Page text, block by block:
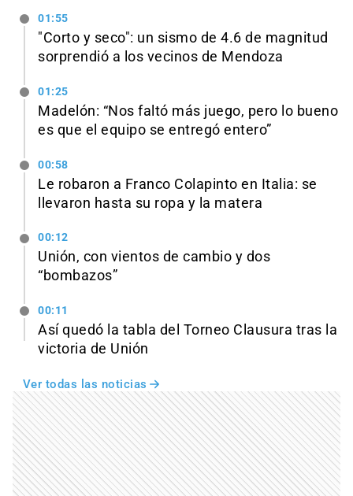
01:55
"Corto y seco": un sismo de 4.6 de magnitud
sorprendió a los vecinos de Mendoza
01:25
Madelón: “Nos faltó más juego, pero lo bueno
es que el equipo se entregó entero”
00:58
Le robaron a Franco Colapinto en Italia: se
llevaron hasta su ropa y la matera
00:12
Unión, con vientos de cambio y dos
“bombazos”
00:11
Así quedó la tabla del Torneo Clausura tras la
victoria de Unión
Ver todas las noticias